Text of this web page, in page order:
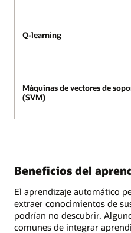
Q-learning
Máquinas de vectores de
(SVM)
Beneficios del
El aprendizaje automático
extraer conocimientos de
podrían no descubrir.
comunes de integrar